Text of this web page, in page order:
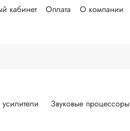
кабинет Оплата О компании
Звуковые процессоры